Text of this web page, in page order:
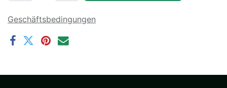
Geschäftsbedingungen